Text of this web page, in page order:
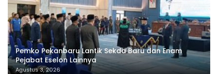
Pemko Pekanbaru Lantik Sekda Baru dan Enam
Pejabat Eselon Lainnya
Agustus 3, 2026